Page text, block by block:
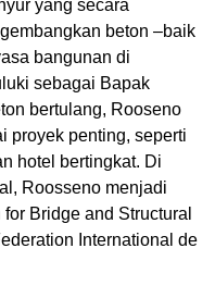
yang secara
beton –baik
bangunan di
sebagai Bapak
bertulang, Rooseno
proyek penting, seperti
hotel bertingkat. Di
Roosseno menjadi
Bridge and Structural
International de